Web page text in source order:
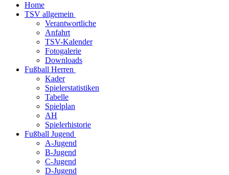
Home
TSV allgemein
Verantwortliche
Anfahrt
TSV-Kalender
Fotogalerie
Downloads
Fußball Herren
Kader
Spielerstatistiken
Tabelle
Spielplan
AH
Spielerhistorie
Fußball Jugend
A-Jugend
B-Jugend
C-Jugend
D-Jugend